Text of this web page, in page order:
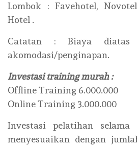
Lombok : Favehotel,
Hotel .
Catatan : Biaya diatas
akomodasi/penginapan.
Investasi training murah :
Offline Training 6.000.000
Online Training 3.000.000
Investasi pelatihan
menyesuaikan dengan